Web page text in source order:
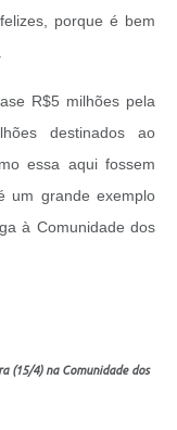
porque é bem
R$5 milhões pela
destinados ao
essa aqui fossem
um grande exemplo
à Comunidade dos
(15/4) na Comunidade dos